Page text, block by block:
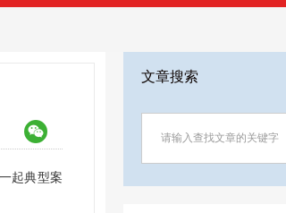
起典型案
文章搜索